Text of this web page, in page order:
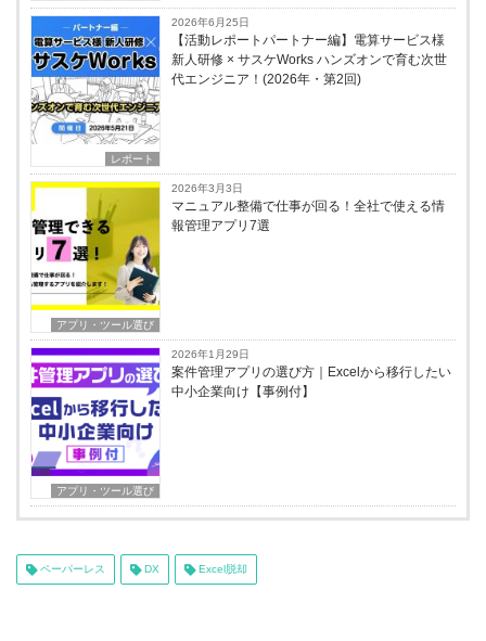
レポート
2026年6月25日
【活動レポートパートナー編】電算サービス様
新人研修 × サスケWorks ハンズオンで育む次世
代エンジニア！(2026年・第2回)
アプリ・ツール選び
2026年3月3日
マニュアル整備で仕事が回る！全社で使える情
報管理アプリ7選
アプリ・ツール選び
2026年1月29日
案件管理アプリの選び方｜Excelから移行したい
中小企業向け【事例付】
ペーパーレス DX Excel脱却